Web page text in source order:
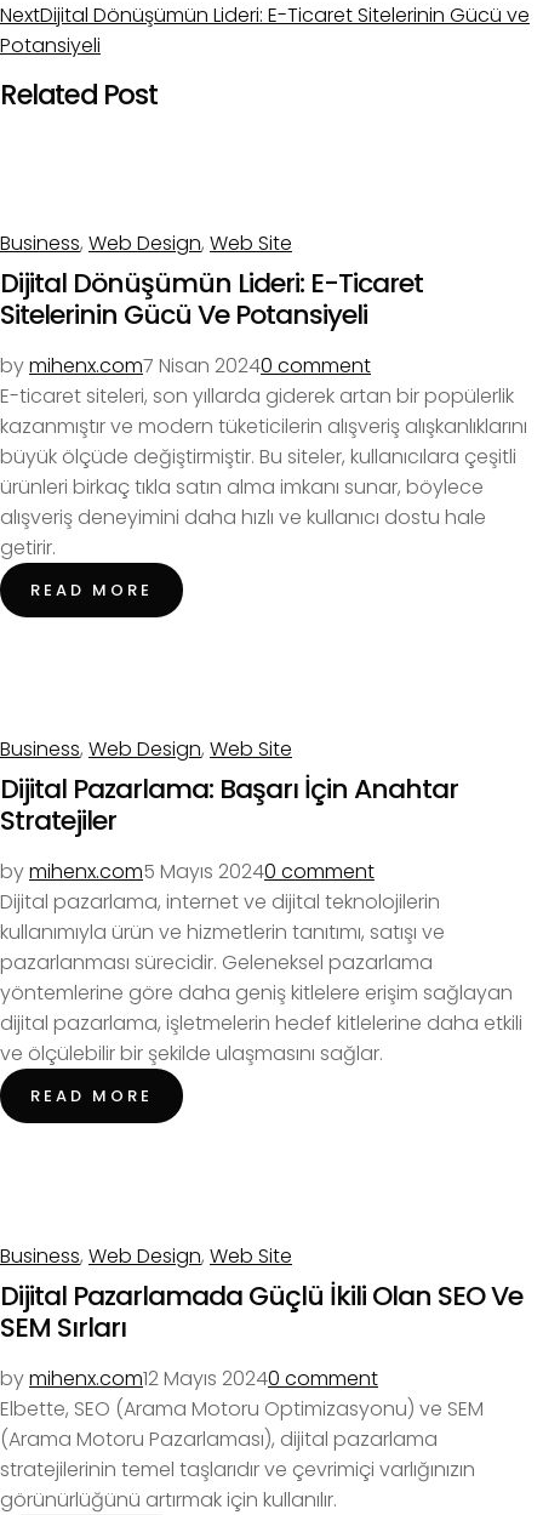
NextDijital Dönüşümün Lideri: E-Ticaret Sitelerinin Gücü ve
Potansiyeli
Related Post
Business, Web Design, Web Site
Dijital Dönüşümün Lideri: E-Ticaret
Sitelerinin Gücü Ve Potansiyeli
bymihenx.com7 Nisan 20240 comment
E-ticaret siteleri, son yıllarda giderek artan bir popülerlik
kazanmıştır ve modern tüketicilerin alışveriş alışkanlıklarını
büyük ölçüde değiştirmiştir. Bu siteler, kullanıcılara çeşitli
ürünleri birkaç tıkla satın alma imkanı sunar, böylece
alışveriş deneyimini daha hızlı ve kullanıcı dostu hale
getirir.
READ MORE
Business, Web Design, Web Site
Dijital Pazarlama: Başarı İçin Anahtar
Stratejiler
bymihenx.com5 Mayıs 20240 comment
Dijital pazarlama, internet ve dijital teknolojilerin
kullanımıyla ürün ve hizmetlerin tanıtımı, satışı ve
pazarlanması sürecidir. Geleneksel pazarlama
yöntemlerine göre daha geniş kitlelere erişim sağlayan
dijital pazarlama, işletmelerin hedef kitlelerine daha etkili
ve ölçülebilir bir şekilde ulaşmasını sağlar.
READ MORE
Business, Web Design, Web Site
Dijital Pazarlamada Güçlü İkili Olan SEO Ve
SEM Sırları
bymihenx.com12 Mayıs 20240 comment
Elbette, SEO (Arama Motoru Optimizasyonu) ve SEM
(Arama Motoru Pazarlaması), dijital pazarlama
stratejilerinin temel taşlarıdır ve çevrimiçi varlığınızın
görünürlüğünü artırmak için kullanılır.